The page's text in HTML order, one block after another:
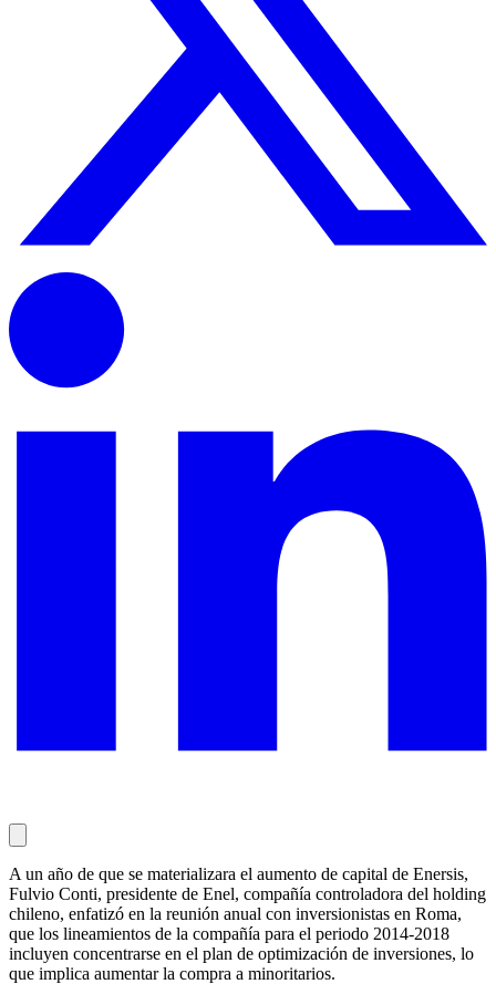
A un año de que se materializara el aumento de capital de Enersis,
Fulvio Conti, presidente de Enel, compañía controladora del holding
chileno, enfatizó en la reunión anual con inversionistas en Roma,
que los lineamientos de la compañía para el periodo 2014-2018
incluyen concentrarse en el plan de optimización de inversiones, lo
que implica aumentar la compra a minoritarios.